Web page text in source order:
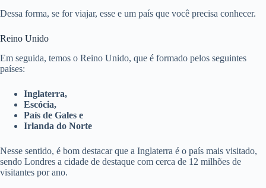
Dessa forma, se for viajar, esse e um país que você precisa conhecer.
Reino Unido
Em seguida, temos o Reino Unido, que é formado pelos seguintes
países:
Inglaterra,
Escócia,
País de Gales e
Irlanda do Norte
Nesse sentido, é bom destacar que a Inglaterra é o país mais visitado,
sendo Londres a cidade de destaque com cerca de 12 milhões de
visitantes por ano.